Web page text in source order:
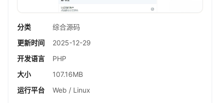
分类
综合源码
更新时间
2025-12-29
开发语言
PHP
大小
107.16MB
运行平台
Web / Linux